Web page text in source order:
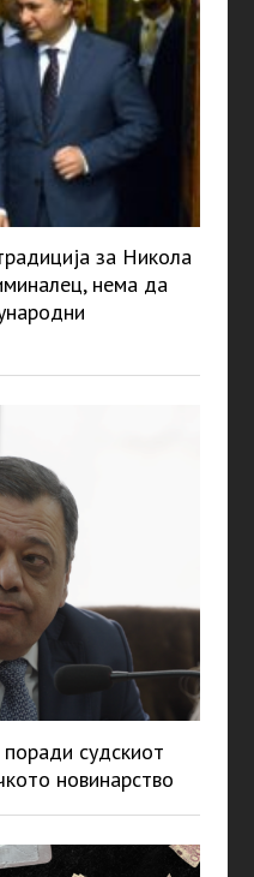
за Никола
нема да
судскиот
новинарство